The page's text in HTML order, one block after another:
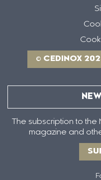
© CEDINOX
The subscription to the
magazine and